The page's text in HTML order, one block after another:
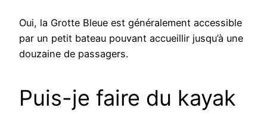
Oui, la Grotte Bleue est généralement accessible
par un petit bateau pouvant accueillir jusqu’à une
douzaine de passagers.
Puis-je faire du kayak